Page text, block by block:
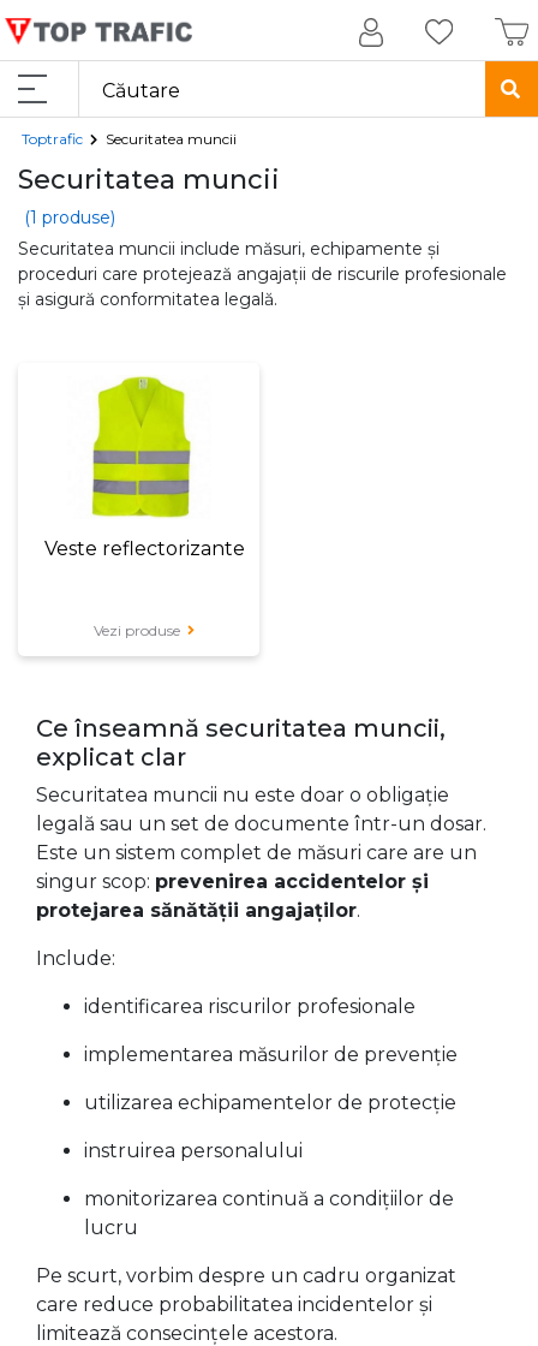
Toptrafic Securitatea muncii
Securitatea muncii
(1 produse)
Securitatea muncii include măsuri, echipamente și
proceduri care protejează angajații de riscurile profesionale
și asigură conformitatea legală.
Veste reflectorizante
Vezi produse
Ce înseamnă securitatea muncii,
explicat clar
Securitatea muncii nu este doar o obligație
legală sau un set de documente într-un dosar.
Este un sistem complet de măsuri care are un
singur scop: prevenirea accidentelor și
protejarea sănătății angajaților.
Include:
identificarea riscurilor profesionale
implementarea măsurilor de prevenție
utilizarea echipamentelor de protecție
instruirea personalului
monitorizarea continuă a condițiilor de
lucru
Pe scurt, vorbim despre un cadru organizat
care reduce probabilitatea incidentelor și
limitează consecințele acestora.